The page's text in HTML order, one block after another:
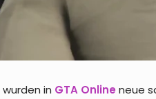
wurden in GTA Online neue